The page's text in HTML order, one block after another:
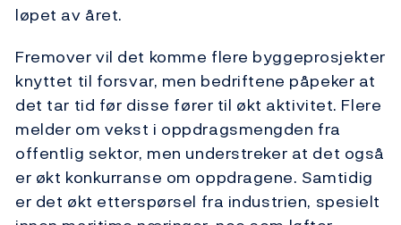
løpet av året.
Fremover vil det komme flere byggeprosjekter
knyttet til forsvar, men bedriftene påpeker at
det tar tid før disse fører til økt aktivitet. Flere
melder om vekst i oppdragsmengden fra
offentlig sektor, men understreker at det også
er økt konkurranse om oppdragene. Samtidig
er det økt etterspørsel fra industrien, spesielt